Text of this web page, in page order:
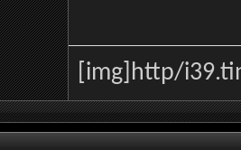
[img]http/